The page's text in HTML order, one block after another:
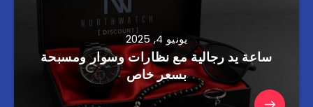
يونيو 4, 2025
ساعة يد رجالية مع نظارات وسوار ومسبحة
بسعر خاص